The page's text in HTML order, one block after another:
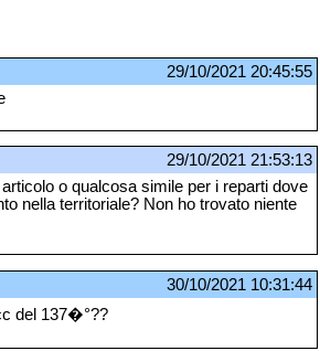
29/10/2021 20:45:55
29/10/2021 21:53:13
o qualcosa simile per i reparti dove
nella territoriale? Non ho trovato niente
30/10/2021 10:31:44
del 137�°??